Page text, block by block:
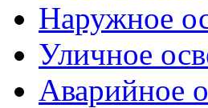
Наружное
Уличное
Аварийное